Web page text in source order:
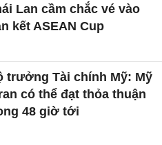
Lan cầm chắc vé vào
kết ASEAN Cup
trưởng Tài chính Mỹ: Mỹ
có thể đạt thỏa thuận
48 giờ tới